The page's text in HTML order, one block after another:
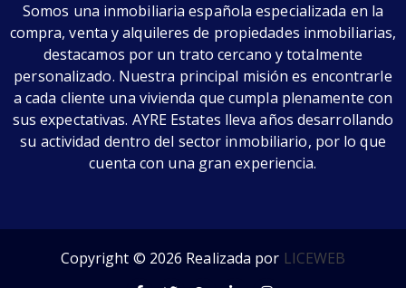
Somos una inmobiliaria española especializada en la
compra, venta y alquileres de propiedades inmobiliarias,
destacamos por un trato cercano y totalmente
personalizado. Nuestra principal misión es encontrarle
a cada cliente una vivienda que cumpla plenamente con
sus expectativas. AYRE Estates lleva años desarrollando
su actividad dentro del sector inmobiliario, por lo que
cuenta con una gran experiencia.
Copyright © 2026 Realizada por LICEWEB